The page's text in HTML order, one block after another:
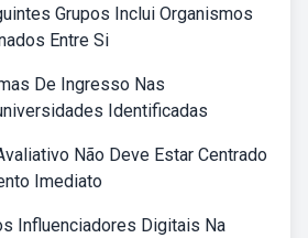
Grupos Inclui Organismos
Entre Si
De Ingresso Nas
Identificadas
Não Deve Estar Centrado
Imediato
Influenciadores Digitais Na